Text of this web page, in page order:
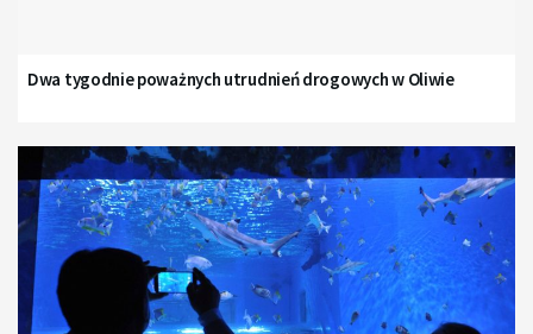
Dwa tygodnie poważnych utrudnień drogowych w Oliwie